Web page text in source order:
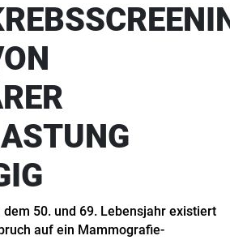
dem 50. und 69. Lebensjahr existiert
auf ein Mammografie-